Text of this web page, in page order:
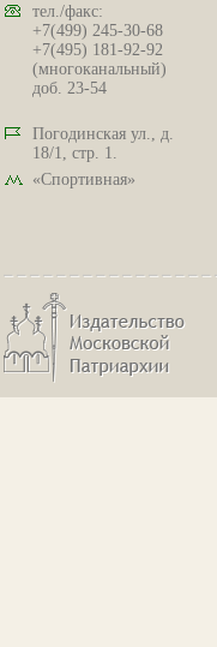
тел./факс:
+7(499) 245-30-68
+7(495) 181-92-92
(многоканальный)
доб. 23-54
Погодинская ул., д.
18/1, стр. 1.
«Спортивная»